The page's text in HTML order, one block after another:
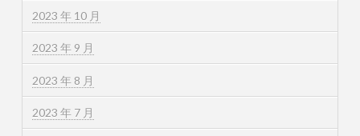
2023 年 10 月
2023 年 9 月
2023 年 8 月
2023 年 7 月